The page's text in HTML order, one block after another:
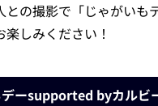
との撮影で「じゃがい
しみください！
デーsupported byカルビ